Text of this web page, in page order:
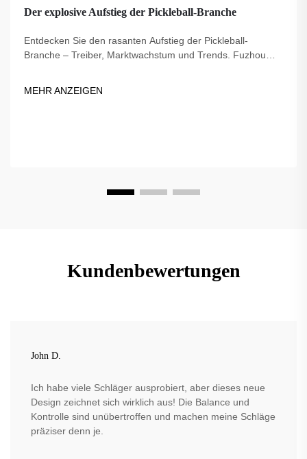
Der explosive Aufstieg der Pickleball-Branche
Entdecken Sie den rasanten Aufstieg der Pickleball-
Branche – Treiber, Marktwachstum und Trends. Fuzhou
MEHR ANZEIGEN
Kundenbewertungen
John D.
Ich habe viele Schläger ausprobiert, aber dieses neue
Design zeichnet sich wirklich aus! Die Balance und
Kontrolle sind unübertroffen und machen meine Schläge
präziser denn je.